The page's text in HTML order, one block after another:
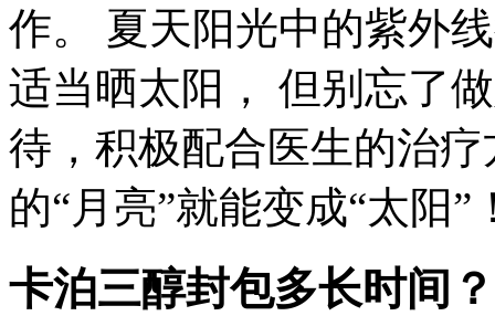
作。 夏天阳光中的紫外
适当晒太阳， 但别忘了
待，积极配合医生的治
的“月亮”就能变成“太阳”
卡泊三醇封包多长时间